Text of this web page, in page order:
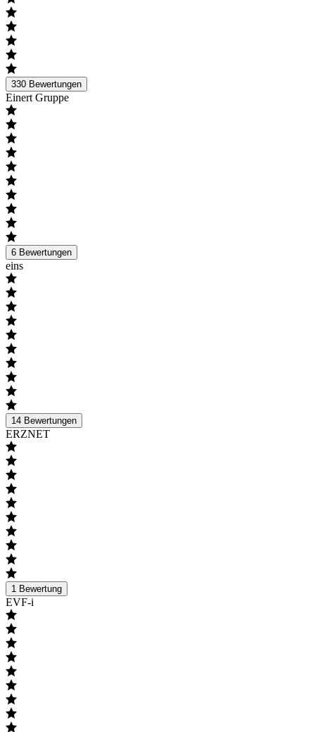
330 Bewertungen
Einert Gruppe
6 Bewertungen
eins
14 Bewertungen
ERZNET
1 Bewertung
EVF-i